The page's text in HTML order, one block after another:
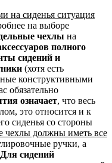
на сиденья ситуация
на выборе
чехлы на
полного
сидений и
(хотя есть
конструктивными
обязательно
означает, что весь
это относится и к
сиденья со стороны
чехлы должны иметь все
ручки, а
Для сидений